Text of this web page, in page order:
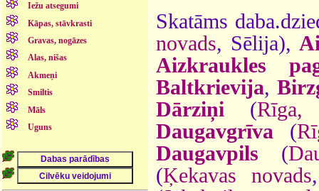
Iežu atsegumi
Kāpas, stāvkrasti
Gravas, nogāzes
Alas, nišas
Akmeņi
Smiltis
Māls
Uguns
Skatāms
novads, Sēlija),
Aizkraukles
Baltkrievija,
Dārziņi (Rīga,
Daugavgrīva (
Daugavpils (
(Ķekavas novads